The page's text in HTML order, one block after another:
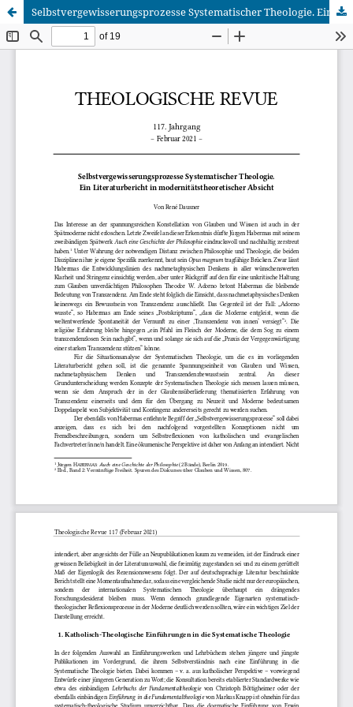
Selbstvergewisserungsprozesse Systematischer Theologie. Ein Literaturbericht in modernitätstheoretischer Absicht